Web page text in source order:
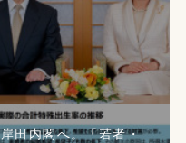
岸田内閣へ。「若者・